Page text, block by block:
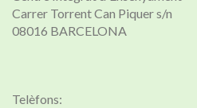
Carrer Torrent Can Piquer s/n
08016 BARCELONA
Telèfons: